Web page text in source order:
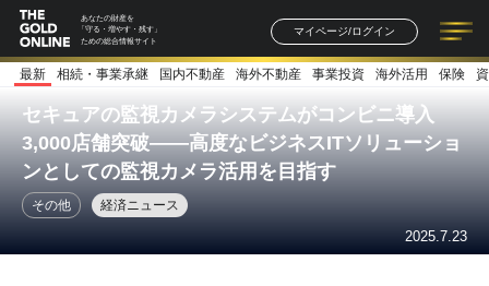
あなたの財産を
「守る・増やす・残す」
ための総合情報サイト
マイページ/ログイン
記事一覧 連載一覧
著者一覧 書籍一覧
最新 相続・事業承継 国内不動産 海外不動産 事業投資 海外活用 保険
セキュアの監視カメラシステムがコンビニ導入
3,000店舗突破――高度なビジネスITソリューショ
ンとしての監視カメラ活用を目指す
その他 経済ニュース
2025.7.23